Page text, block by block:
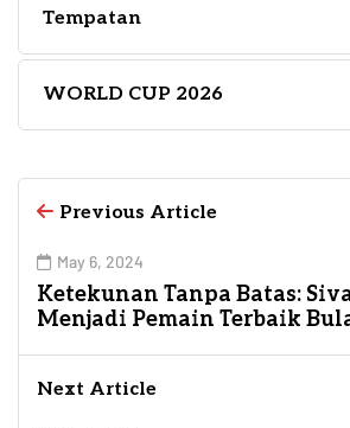
Tempatan
WORLD CUP 2026
Previous Article
May 6, 2024
Ketekunan Tanpa Batas:
Menjadi Pemain Terbaik
Next Article